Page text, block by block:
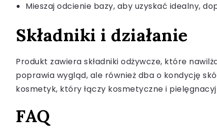
Mieszaj odcienie bazy, aby uzyskać idealny,
Składniki i działanie
Produkt zawiera składniki odżywcze, które
poprawia wygląd, ale również dba o kondycję
kosmetyk, który łączy kosmetyczne i
FAQ